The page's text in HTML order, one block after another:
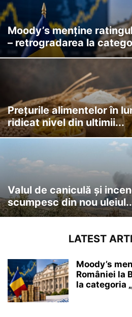
Moody’s menține
– retrogradarea la
Prețurile alimentelor în
ridicat nivel din ultimii...
Valul de caniculă și
scumpesc din nou
LATEST
Moody’s
României la
la categoria